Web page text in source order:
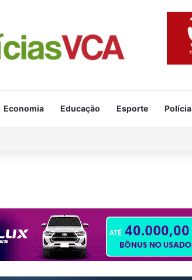
Economia Educação Esporte Polícia
para 11 estados e ciclone já está formado